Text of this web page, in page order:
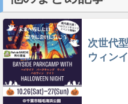
次世代
ウィン